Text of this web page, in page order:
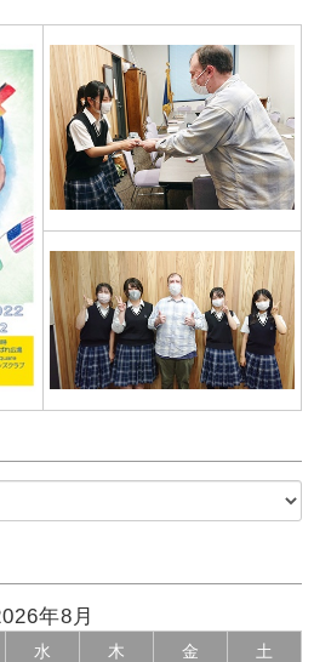
年8月
水 木 金 土